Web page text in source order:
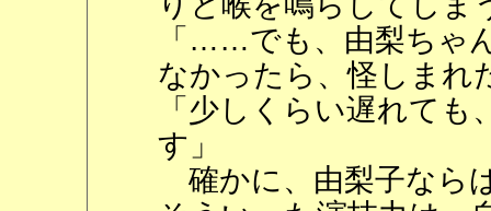
「……でも、由梨ちゃ
なかったら、怪しまれ
「少しくらい遅れて
す」
確かに、由梨子なら